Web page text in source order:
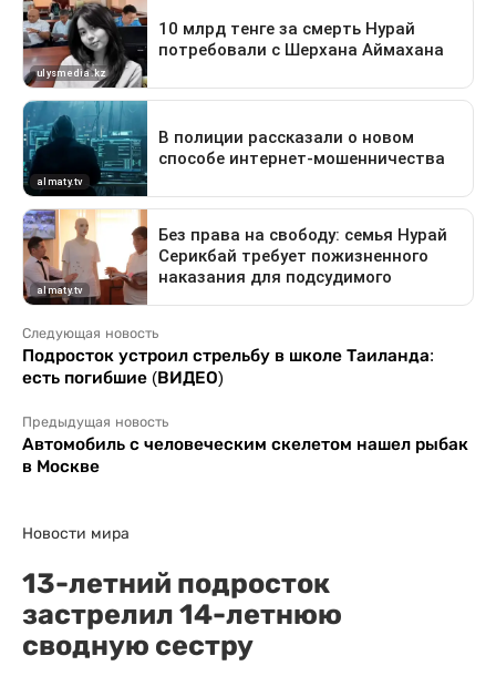
Следующая новость
Подросток устроил стрельбу в школе Таиланда:
есть погибшие (ВИДЕО)
Предыдущая новость
Автомобиль с человеческим скелетом нашел рыбак
в Москве
Новости мира
13-летний подросток
застрелил 14-летнюю
сводную сестру